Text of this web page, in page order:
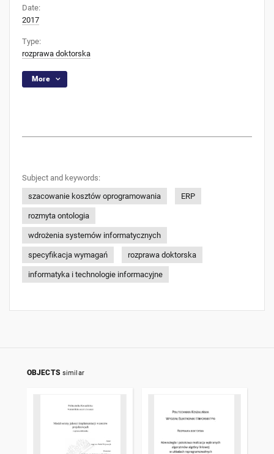
Date:
2017
Type:
rozprawa doktorska
More
Subject and keywords:
szacowanie kosztów oprogramowania
ERP
rozmyta ontologia
wdrożenia systemów informatycznych
specyfikacja wymagań rozprawa doktorska
informatyka i technologie informacyjne
OBJECTS similar